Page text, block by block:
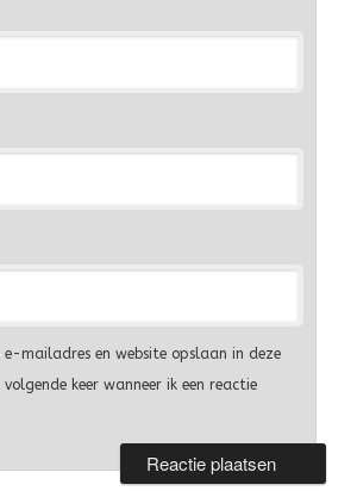
e-mailadres en website opslaan in deze
volgende keer wanneer ik een reactie